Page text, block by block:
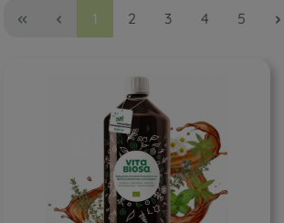
Seite
1 Seite
2 Seite
3 Seite
4 Seite
5